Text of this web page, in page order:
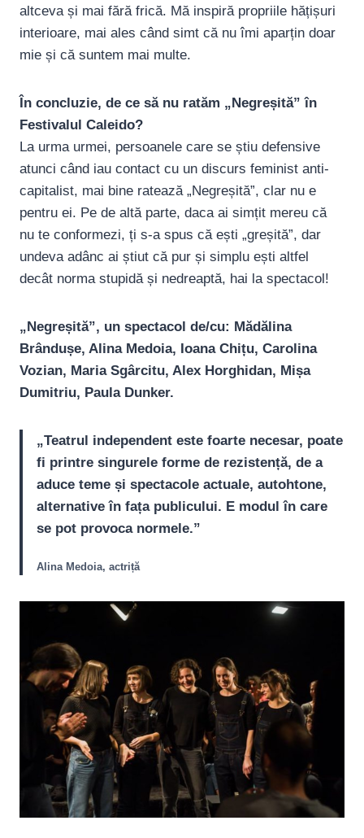
altceva și mai fără frică. Mă inspiră propriile hățișuri
interioare, mai ales când simt că nu îmi aparțin doar
mie și că suntem mai multe.
În concluzie, de ce să nu ratăm „Negreșită” în
Festivalul Caleido?
La urma urmei, persoanele care se știu defensive
atunci când iau contact cu un discurs feminist anti-
capitalist, mai bine ratează „Negreșită”, clar nu e
pentru ei. Pe de altă parte, daca ai simțit mereu că
nu te conformezi, ți s-a spus că ești „greșită”, dar
undeva adânc ai știut că pur și simplu ești altfel
decât norma stupidă și nedreaptă, hai la spectacol!
„Negreșită”, un spectacol de/cu: Mădălina
Brândușe, Alina Medoia, Ioana Chițu, Carolina
Vozian, Maria Sgârcitu, Alex Horghidan, Mișa
Dumitriu, Paula Dunker.
„Teatrul independent este foarte necesar, poate
fi printre singurele forme de rezistență, de a
aduce teme și spectacole actuale, autohtone,
alternative în fața publicului. E modul în care
se pot provoca normele.”
Alina Medoia, actriță